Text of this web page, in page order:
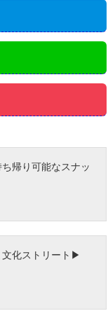
帰り可能なスナッ
化ストリート